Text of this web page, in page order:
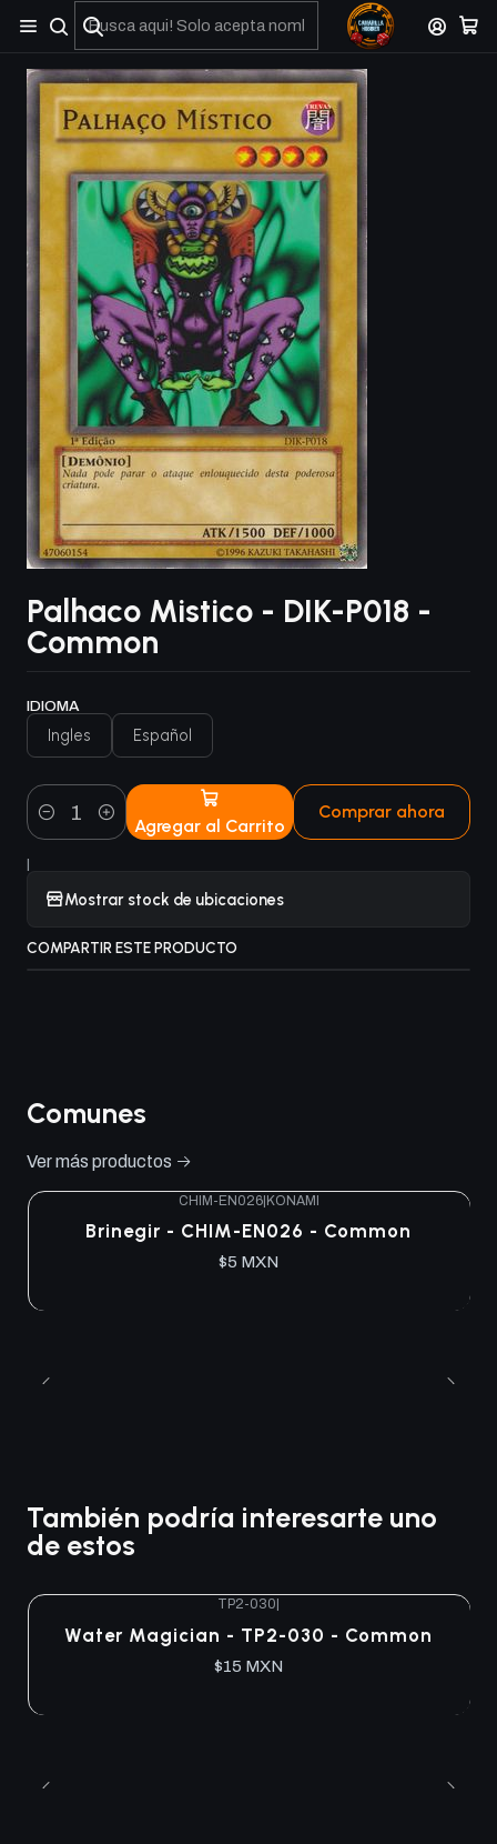
No olviden reportar sus depositos y transferencias por Whatsapp
Palhaco Mistico - DIK-P018 -
Common
IDIOMA
Ingles Español
Cantidad Agregar al Carrito
Comprar ahora
|
Mostrar stock de ubicaciones
COMPARTIR ESTE PRODUCTO
Comunes
Ver más productos
CHIM-EN026| KONAMI
Brinegir - CHIM-EN026 - Common
$5 MXN
También podría interesarte uno
de estos
TP2-030
Water Magician - TP2-030 - Common
$15 MXN